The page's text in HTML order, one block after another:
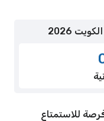
2026
في الكويت فرصة للاستمتاع